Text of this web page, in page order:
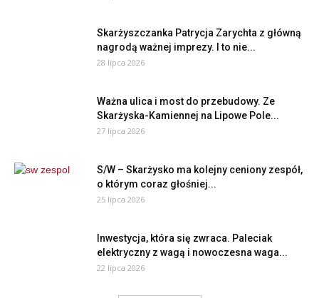
Skarżyszczanka Patrycja Zarychta z główną
nagrodą ważnej imprezy. I to nie...
28 lipca 2026
Ważna ulica i most do przebudowy. Ze
Skarżyska-Kamiennej na Lipowe Pole...
27 lipca 2026
S/W – Skarżysko ma kolejny ceniony zespół,
o którym coraz głośniej...
25 lipca 2026
Inwestycja, która się zwraca. Paleciak
elektryczny z wagą i nowoczesna waga...
22 lipca 2026